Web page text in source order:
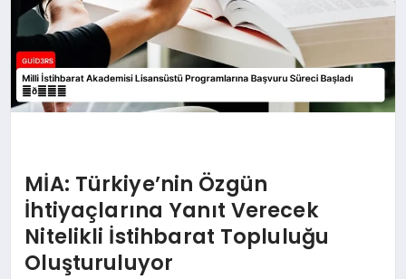
MİA: Türkiye’nin Özgün
İhtiyaçlarına Yanıt Verecek
Nitelikli İstihbarat Topluluğu
Oluşturuluyor